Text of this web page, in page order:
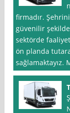
firmadır.
güvenilir şekilde
sektörde
ön planda
sağlamaktayız.